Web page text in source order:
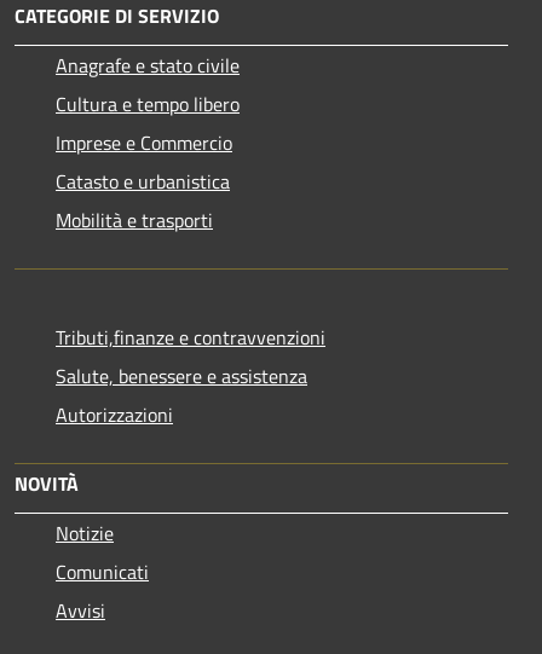
CATEGORIE DI SERVIZIO
Anagrafe e stato civile
Cultura e tempo libero
Imprese e Commercio
Catasto e urbanistica
Mobilità e trasporti
Tributi,finanze e contravvenzioni
Salute, benessere e assistenza
Autorizzazioni
NOVITÀ
Notizie
Comunicati
Avvisi